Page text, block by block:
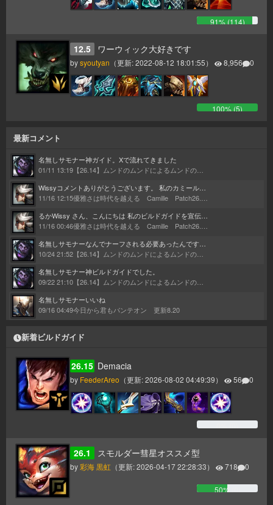
91% (114)
12.5 ワーウィック大好きです
bysyoutyan （更新:2022-08-12 18:01:55） 8,956 0
100% (5)
最新コメント
名無しサモナー神ガイド。Xで流れてきました
01/11 13:19 【26.14】ムンドのムンドによるムンドのためのムンドガイド
Wissyコメントありがとうございます。 私のカミールは、るか氏の記事とLiubai氏のプレイで構成されています。 何十回読んだかわからないくらいの大ファンです。記事のコンボ見て1時間くらいプラクティスに籠ったのもなつかしいです。 Discordの件送らせていただきます！！
11/16 12:15優雅さは時代を越える Camille Patch26.1～
るかWissy さん、こんにちは 私のビルドガイドを宣伝してくれてありがとうございました！ 私もまたガイドを更新しようかなと思わせる様なとても良いビルドガイドでした。 これからも頑張ってください！
11/16 00:46優雅さは時代を越える Camille Patch26.1～
名無しサモナーなんでナーフされる必要あったんですかね…。 そんな勝率高いわけでもないのに…。
10/24 21:52 【26.14】ムンドのムンドによるムンドのためのムンドガイド
名無しサモナー神ビルドガイドでした。
09/22 21:10 【26.14】ムンドのムンドによるムンドのためのムンドガイド
名無しサモナーいいね
09/16 04:49今日から君もパンテオン 更新8.20
新着ビルドガイド
26.15 Demacia
by FeederAreo （更新:2026-08-02 04:49:39） 56 0
26.1 スモルダー彗星オススメ型
by彩海 黒虹 （更新:2026-04-17 22:28:33） 718 0
50% (